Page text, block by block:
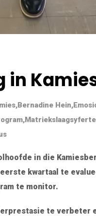
,Bernadine Hein,
,
in die
kwartaal te
te monitor.
te verbeter